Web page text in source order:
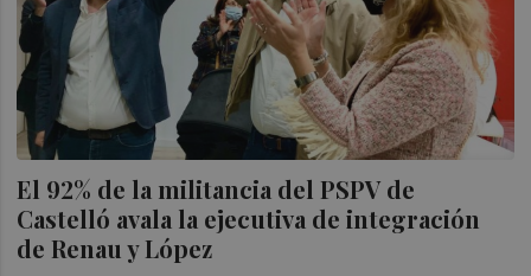
El 92% de la militancia del PSPV de
Castelló avala la ejecutiva de integración
de Renau y López